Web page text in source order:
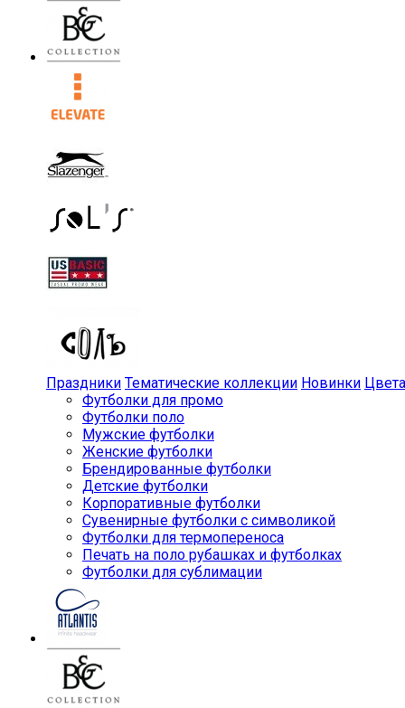
Праздники Тематические коллекции Новинки Цвета
Футболки для промо
Футболки поло
Мужские футболки
Женские футболки
Брендированные футболки
Детские футболки
Корпоративные футболки
Сувенирные футболки с символикой
Футболки для термопереноса
Печать на поло рубашках и футболках
Футболки для сублимации